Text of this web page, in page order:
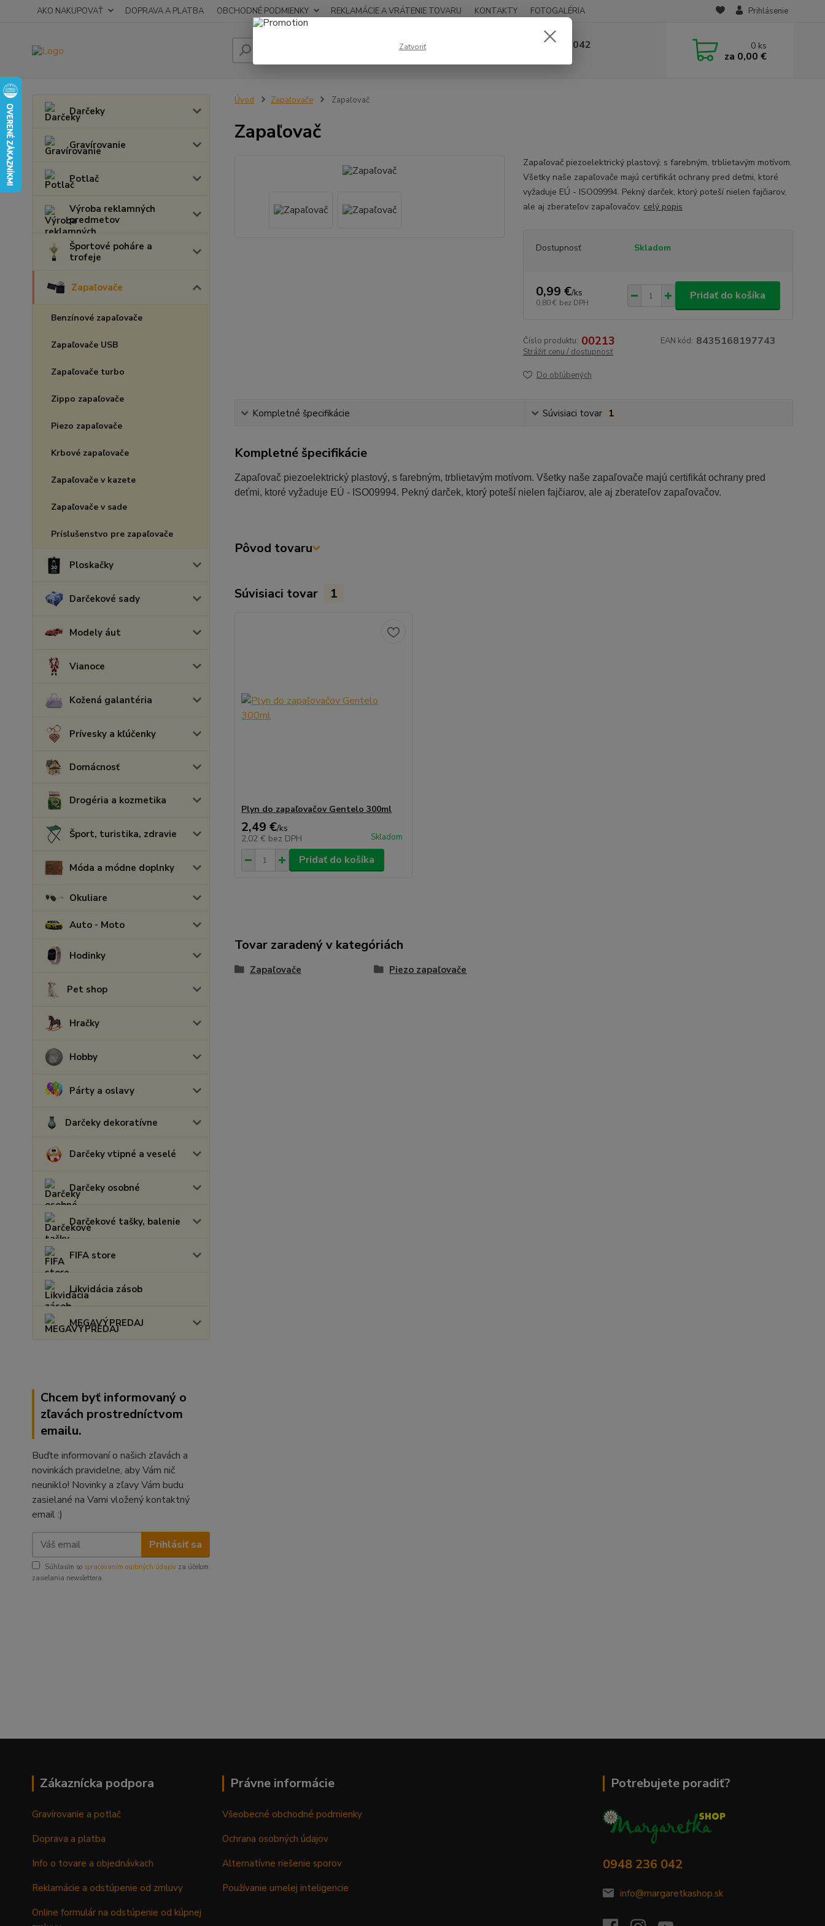
AKO NAKUPOVAŤ DOPRAVA A PLATBA OBCHODNÉ PODMIENKY REKLAMÁCIE A VRÁTENIE TOVARU KONTAKTY FOTOGALÉRIA Prihlásenie
Hľadať 0948 236 042 0 ks
za 0,00 €
Darčeky
Gravírovanie
Potlač
Výroba reklamných
predmetov
Športové poháre a
trofeje
Zapaľovače
Benzínové zapaľovače
Zapaľovače USB
Zapaľovače turbo
Zippo zapaľovače
Piezo zapaľovače
Krbové zapaľovače
Zapaľovače v kazete
Zapaľovače v sade
Príslušenstvo pre zapaľovače
Ploskačky
Darčekové sady
Modely áut
Vianoce
Kožená galantéria
Prívesky a kľúčenky
Domácnosť
Drogéria a kozmetika
Šport, turistika, zdravie
Móda a módne doplnky
Okuliare
Auto - Moto
Hodinky
Pet shop
Hračky
Hobby
Párty a oslavy
Darčeky dekoratívne
Darčeky vtipné a veselé
Darčeky osobné
Darčekové tašky, balenie
FIFA store
Likvidácia zásob
MEGAVÝPREDAJ
Chcem byť informovaný o
zľavách prostredníctvom
emailu.
Buďte informovaní o našich zľavách a
novinkách pravidelne, aby Vám nič
neuniklo! Novinky a zľavy Vám budu
zasielané na Vami vložený kontaktný
email :)
Prihlásiť sa
Súhlasím so spracovaním osobných údajov za účelom
zasielania newslettera.
Úvod Zapaľovače Zapaľovač
Zapaľovač
Zapaľovač piezoelektrický plastový, s farebným, trblietavým motívom.
Všetky naše zapaľovače majú certifikát ochrany pred deťmi, ktoré
vyžaduje EÚ - ISO09994. Pekný darček, ktorý poteší nielen fajčiarov,
ale aj zberateľov zapaľovačov. celý popis
Dostupnosť Skladom
0,99 €/ks
0,80 € bez DPH
Pridať do košíka
Číslo produktu: 00213 EAN kód: 8435168197743
Strážiť cenu / dostupnosť
Do obľúbených
Kompletné špecifikácie Súvisiaci tovar 1
Kompletné špecifikácie
Zapaľovač piezoelektrický plastový, s farebným, trblietavým motívom. Všetky naše zapaľovače majú certifikát ochrany pred
deťmi, ktoré vyžaduje EÚ - ISO09994. Pekný darček, ktorý poteší nielen fajčiarov, ale aj zberateľov zapaľovačov.
Pôvod tovaru
Súvisiaci tovar 1
Plyn do zapaľovačov Gentelo 300ml
2,49 €/ks
2,02 € bez DPH Skladom
Pridať do košíka
Tovar zaradený v kategóriách
Zapaľovače Piezo zapaľovače
Zákaznícka podpora
Gravírovanie a potlač
Doprava a platba
Info o tovare a objednávkach
Reklamácie a odstúpenie od zmluvy
Online formulár na odstúpenie od kúpnej
Právne informácie
Všeobecné obchodné podmienky
Ochrana osobných údajov
Alternatívne riešenie sporov
Používanie umelej inteligencie
Potrebujete poradiť?
0948 236 042
info@margaretkashop.sk
Zatvoriť